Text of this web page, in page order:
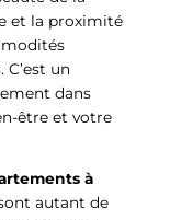
et la proximité
C’est un
dans
être et votre
à
autant de